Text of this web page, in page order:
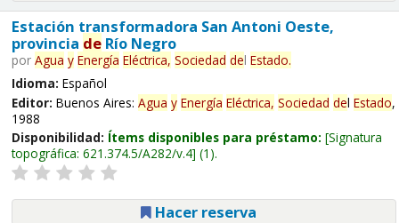
Estación transformadora San Antoni Oeste,
provincia deRío Negro
por Agua y Energía Eléctrica, Sociedad del Estado.
Idioma: Español
Editor: Buenos Aires: Agua y Energía Eléctrica, Sociedad del Estado,
1988
Disponibilidad: Ítems disponibles para préstamo: Signatura
topográfica: 621.374.5/A282/v.4 (1).
Hacer reserva